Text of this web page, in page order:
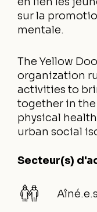
sur la
mentale.
The Yellow
organization
activities to
together in
physical
urban social
Secteur(s)
Aîné.e.s